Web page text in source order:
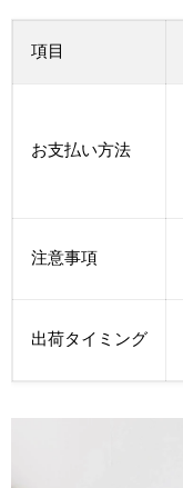
項目
お支払い方法
注意事項
出荷タイミング